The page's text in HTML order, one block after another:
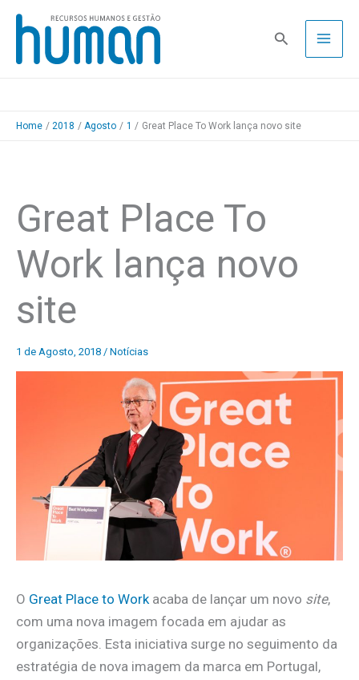
Skip
content
Pesquisa
Home 2018 Agosto 1 Great Place To Work lança novo site
Great Place To
Work lança novo
site
1 de Agosto, 2018 / Notícias
O Great Place to Workacaba de lançar um novo site,
com uma nova imagem focada em ajudar as
organizações. Esta iniciativa surge no seguimento da
estratégia de nova imagem da marca em Portugal,